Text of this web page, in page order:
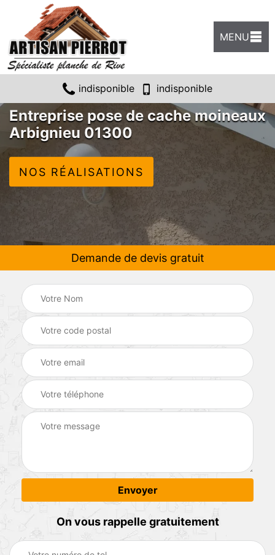
MENU
indisponible indisponible
Entreprise pose de cache moineaux
Arbignieu 01300
NOS RÉALISATIONS
Demande de devis gratuit
On vous rappelle gratuitement